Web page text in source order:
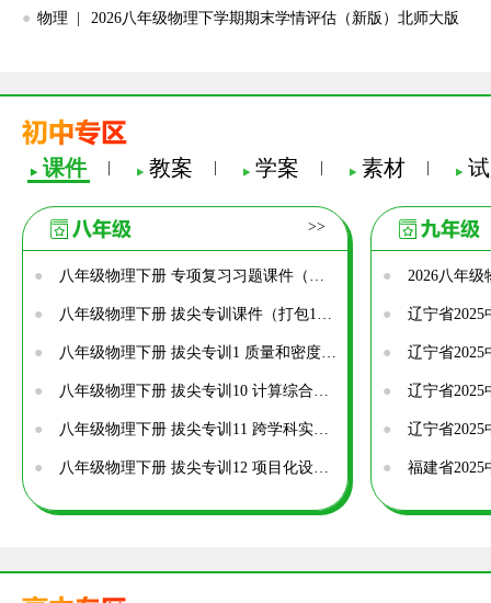
● 物理 | 2026八年级物理下学期期末学情评估（新版）北师大版
课件 教案 学案 素材
>>
● 八年级物理下册 专项复习习题课件（打包5套）（新版）苏科版
● 八年级物理下册 拔尖专训课件（打包12套）（新版）苏科版
● 八年级物理下册 拔尖专训1 质量和密度习题课件（新版）苏科版
● 八年级物理下册 拔尖专训10 计算综合训练习题课件（新版）苏科版
● 八年级物理下册 拔尖专训11 跨学科实践习题课件（新版）苏科版
● 八年级物理下册 拔尖专训12 项目化设计习题课件（新版）苏科版
●
●
●
●
●
●